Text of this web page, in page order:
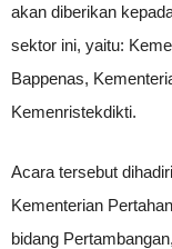
akan diberikan
sektor ini, yaitu:
Bappenas,
Kemenristekdikti.
Acara tersebut
Kementerian
bidang